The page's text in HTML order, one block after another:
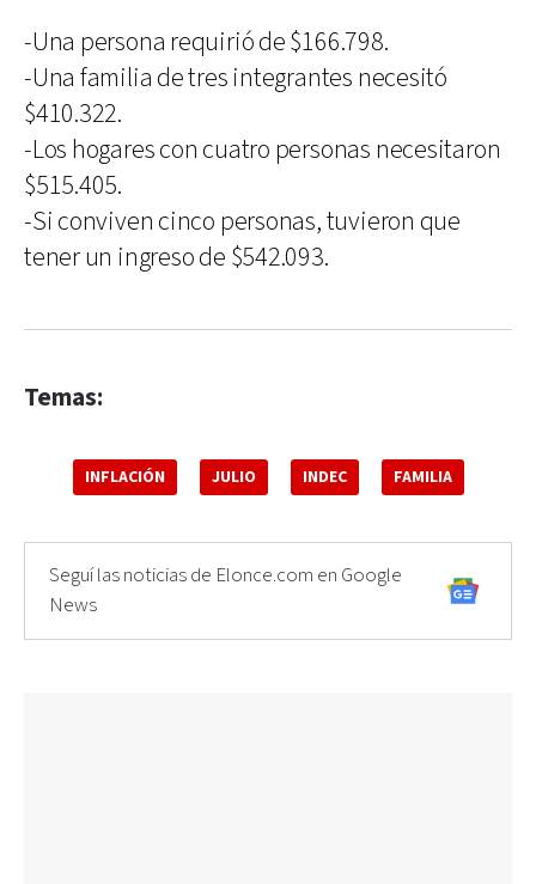
-Una persona requirió de $166.798.
-Una familia de tres integrantes necesitó
$410.322.
-Los hogares con cuatro personas necesitaron
$515.405.
-Si conviven cinco personas, tuvieron que
tener un ingreso de $542.093.
Temas:
INFLACIÓN JULIO INDEC FAMILIA
Seguí las noticias de Elonce.com en Google
News